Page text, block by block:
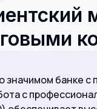
значимом банке
с